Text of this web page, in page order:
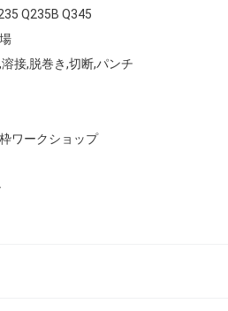
Q235B Q345
接,脱巻き,切断,パンチ
ワークショップ